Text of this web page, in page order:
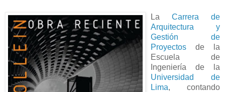
La Carrera de
Arquitectura y
Gestión de
Proyectos de la
Escuela de
Ingeniería de la
Universidad de
Lima, contando